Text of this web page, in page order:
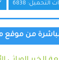
6838
من